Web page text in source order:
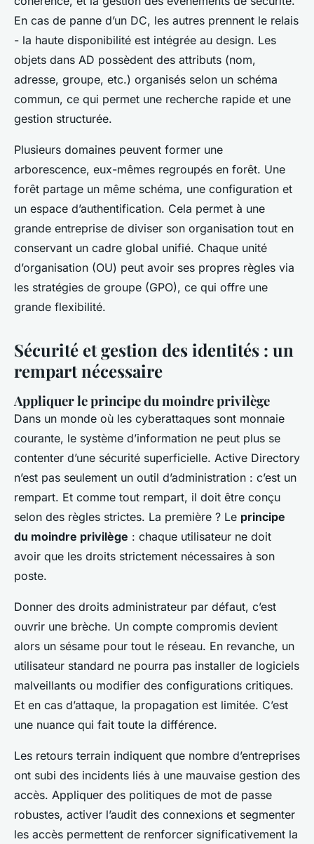
En cas de panne d’un DC, les autres prennent le relais
- la haute disponibilité est intégrée au design. Les
objets dans AD possèdent des attributs (nom,
adresse, groupe, etc.) organisés selon un schéma
commun, ce qui permet une recherche rapide et une
gestion structurée.
Plusieurs domaines peuvent former une
arborescence, eux-mêmes regroupés en forêt. Une
forêt partage un même schéma, une configuration et
un espace d’authentification. Cela permet à une
grande entreprise de diviser son organisation tout en
conservant un cadre global unifié. Chaque unité
d’organisation (OU) peut avoir ses propres règles via
les stratégies de groupe (GPO), ce qui offre une
grande flexibilité.
Sécurité et gestion des identités : un
rempart nécessaire
Appliquer le principe du moindre privilège
Dans un monde où les cyberattaques sont monnaie
courante, le système d’information ne peut plus se
contenter d’une sécurité superficielle. Active Directory
n’est pas seulement un outil d’administration : c’est un
rempart. Et comme tout rempart, il doit être conçu
selon des règles strictes. La première ? Le principe
du moindre privilège : chaque utilisateur ne doit
avoir que les droits strictement nécessaires à son
poste.
Donner des droits administrateur par défaut, c’est
ouvrir une brèche. Un compte compromis devient
alors un sésame pour tout le réseau. En revanche, un
utilisateur standard ne pourra pas installer de logiciels
malveillants ou modifier des configurations critiques.
Et en cas d’attaque, la propagation est limitée. C’est
une nuance qui fait toute la différence.
Les retours terrain indiquent que nombre d’entreprises
ont subi des incidents liés à une mauvaise gestion des
accès. Appliquer des politiques de mot de passe
robustes, activer l’audit des connexions et segmenter
les accès permettent de renforcer significativement la